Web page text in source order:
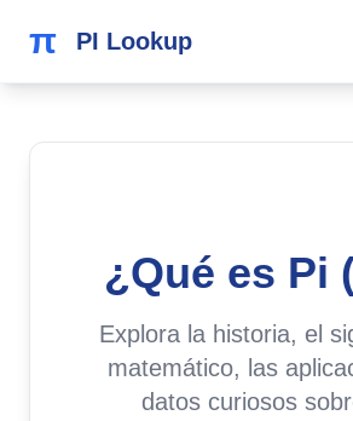
π PI Lookup
¿Qué es Pi
Explora la historia, el
matemático, las
datos curiosos